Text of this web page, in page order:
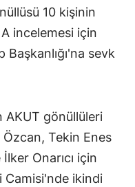
10 kişinin
incelemesi için
Başkanlığı'na sevk
AKUT gönüllüleri
Tekin Enes
Onarıcı için
ikindi